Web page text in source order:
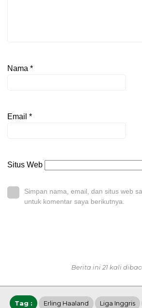
Nama *
Email *
Situs Web
Simpan nama, email, dan situs web
untuk komentar saya berikutnya.
Berita ini 21 kali
Tag : Erling Haaland Liga Inggris